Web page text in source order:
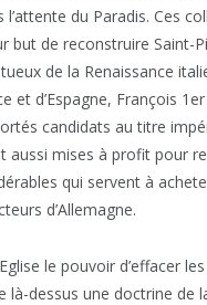
l’attente du Paradis. Ces
but de reconstruire Saint-
de la Renaissance
et d’Espagne, François
candidats au titre
aussi mises à profit pour
qui servent à
d’Allemagne.
le pouvoir d’effacer
là-dessus une doctrine de